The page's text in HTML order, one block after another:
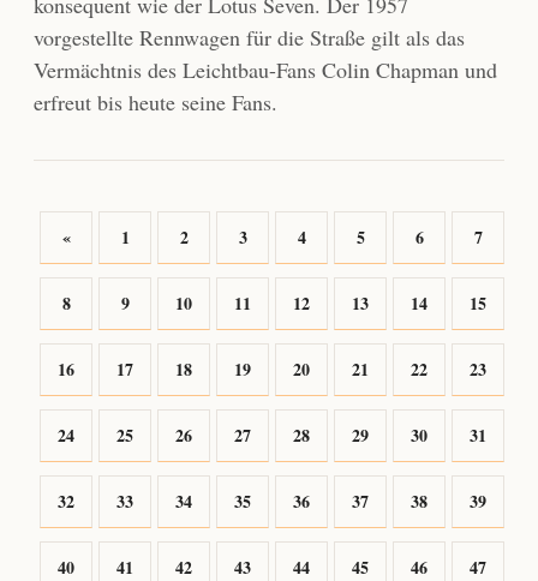
vorgestellte Rennwagen für die Straße gilt als das
Vermächtnis des Leichtbau-Fans Colin Chapman und
erfreut bis heute seine Fans.
« 1 2 3 4 5 6 7
8 9 10 11 12 13 14 15
16 17 18 19 20 21 22 23
24 25 26 27 28 29 30 31
32 33 34 35 36 37 38 39
40 41 42 43 44 45 46 47